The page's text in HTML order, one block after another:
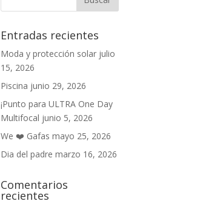
Entradas recientes
Moda y protección solar julio
15, 2026
Piscina junio 29, 2026
¡Punto para ULTRA One Day
Multifocal junio 5, 2026
We ❤️ Gafas mayo 25, 2026
Dia del padre marzo 16, 2026
Comentarios
recientes